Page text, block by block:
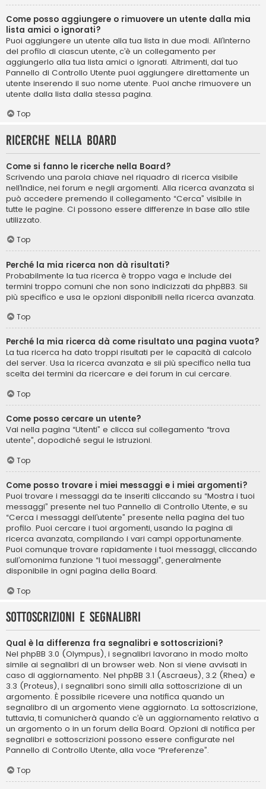
Come posso aggiungere o rimuovere un utente dalla mia
lista amici o ignorati?
Puoi aggiungere un utente alla tua lista in due modi. All’interno
del profilo di ciascun utente, c’è un collegamento per
aggiungerlo alla tua lista amici o ignorati. Altrimenti, dal tuo
Pannello di Controllo Utente puoi aggiungere direttamente un
utente inserendo il suo nome utente. Puoi anche rimuovere un
utente dalla lista dalla stessa pagina.
Top
Ricerche nella Board
Come si fanno le ricerche nella Board?
Scrivendo una parola chiave nel riquadro di ricerca visibile
nell’Indice, nei forum e negli argomenti. Alla ricerca avanzata si
può accedere premendo il collegamento “Cerca” visibile in
tutte le pagine. Ci possono essere differenze in base allo stile
utilizzato.
Top
Perché la mia ricerca non dà risultati?
Probabilmente la tua ricerca è troppo vaga e include dei
termini troppo comuni che non sono indicizzati da phpBB3. Sii
più specifico e usa le opzioni disponibili nella ricerca avanzata.
Top
Perché la mia ricerca dà come risultato una pagina vuota?
La tua ricerca ha dato troppi risultati per le capacità di calcolo
del server. Usa la ricerca avanzata e sii più specifico nella tua
scelta dei termini da ricercare e dei forum in cui cercare.
Top
Come posso cercare un utente?
Vai nella pagina “Utenti” e clicca sul collegamento “trova
utente”, dopodiché segui le istruzioni.
Top
Come posso trovare i miei messaggi e i miei argomenti?
Puoi trovare i messaggi da te inseriti cliccando su “Mostra i tuoi
messaggi” presente nel tuo Pannello di Controllo Utente, e su
“Cerca i messaggi dell’utente” presente nella pagina del tuo
profilo. Puoi cercare i tuoi argomenti, usando la pagina di
ricerca avanzata, compilando i vari campi opportunamente.
Puoi comunque trovare rapidamente i tuoi messaggi, cliccando
sull’omonima funzione “I tuoi messaggi”, generalmente
disponibile in ogni pagina della Board.
Top
Sottoscrizioni e segnalibri
Qual è la differenza fra segnalibri e sottoscrizioni?
Nel phpBB 3.0 (Olympus), i segnalibri lavorano in modo molto
simile ai segnalibri di un browser web. Non si viene avvisati in
caso di aggiornamento. Nel phpBB 3.1 (Ascraeus), 3.2 (Rhea) e
3.3 (Proteus), i segnalibri sono simili alla sottoscrizione di un
argomento. È possibile ricevere una notifica quando un
segnalibro di un argomento viene aggiornato. La sottoscrizione,
tuttavia, ti comunicherà quando c’è un aggiornamento relativo a
un argomento o in un forum della Board. Opzioni di notifica per
segnalibri e sottoscrizioni possono essere configurate nel
Pannello di Controllo Utente, alla voce “Preferenze”.
Top